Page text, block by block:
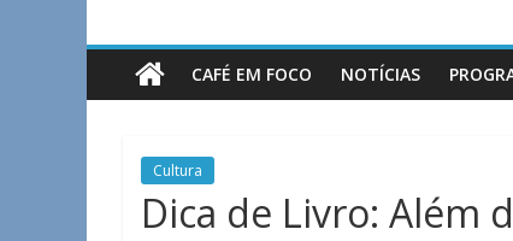
TV
Sul
Notícias
de
Guaxupé
CAFÉ EM FOCO NOTÍCIAS
Cultura
Dica de Livro: Além